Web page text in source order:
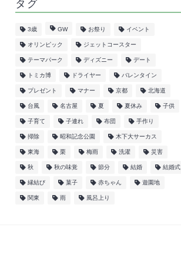
タグ
3歳 GW お祭り イベント
オリンピック ジェットコースター
テーマパーク ディズニー デート
トミカ博 ドライヤー バレンタイン
プレゼント マナー 京都 北海道
台風 名古屋 夏 夏休み 子供
子育て 子連れ 布団 手作り
掃除 昭和記念公園 木下大サーカス
東海 栗 梅雨 洗濯 災害
秋 秋の味覚 節分 結婚 結婚式
縁結び 菓子 赤ちゃん 遊園地
関東 雨 風呂上り